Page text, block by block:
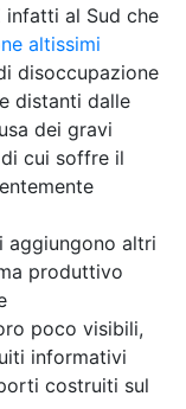
infatti al Sud che
altissimi
disoccupazione
distanti dalle
dei gravi
di cui soffre il
aggiungono altri
produttivo
poco visibili,
informativi
costruiti sul